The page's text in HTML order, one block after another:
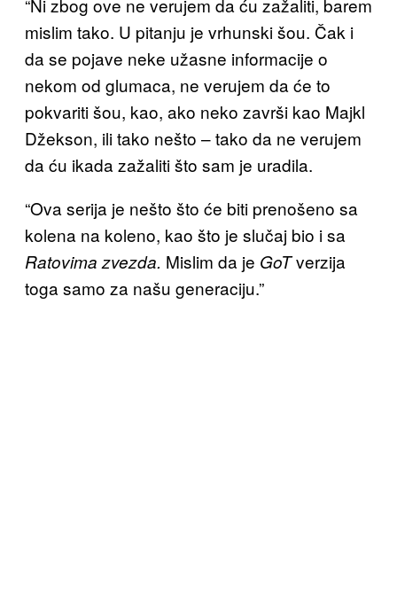
“Ni zbog ove ne verujem da ću zažaliti, barem
mislim tako. U pitanju je vrhunski šou. Čak i
da se pojave neke užasne informacije o
nekom od glumaca, ne verujem da će to
pokvariti šou, kao, ako neko završi kao Majkl
Džekson, ili tako nešto – tako da ne verujem
da ću ikada zažaliti što sam je uradila.
“Ova serija je nešto što će biti prenošeno sa
kolena na koleno, kao što je slučaj bio i sa
Ratovima zvezda. Mislim da je GoTverzija
toga samo za našu generaciju.”